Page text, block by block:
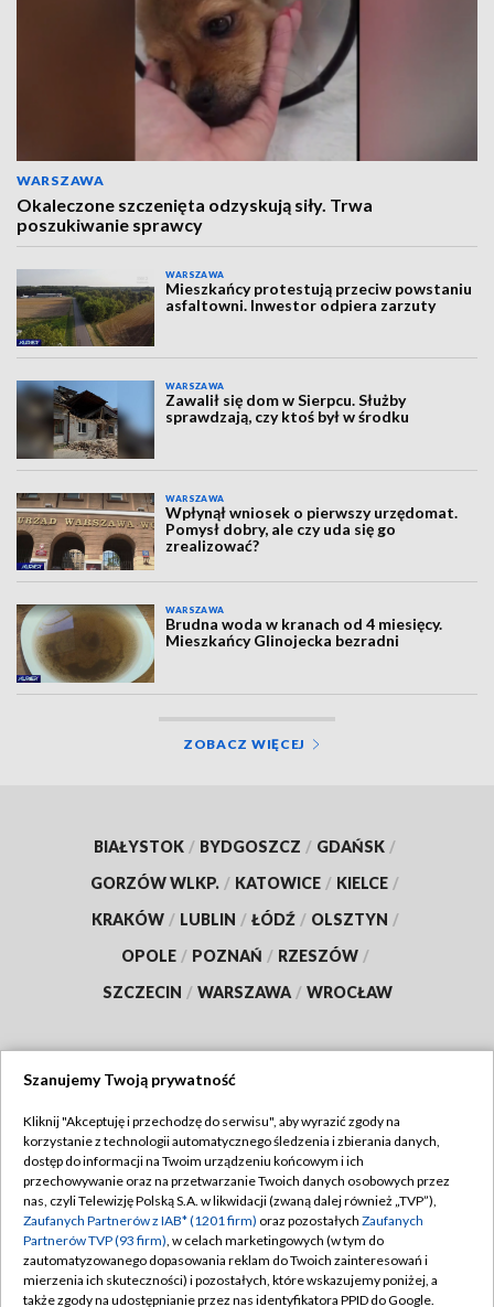
WARSZAWA
Okaleczone szczenięta odzyskują siły. Trwa
poszukiwanie sprawcy
WARSZAWA
Mieszkańcy protestują przeciw powstaniu
asfaltowni. Inwestor odpiera zarzuty
WARSZAWA
Zawalił się dom w Sierpcu. Służby
sprawdzają, czy ktoś był w środku
WARSZAWA
Wpłynął wniosek o pierwszy urzędomat.
Pomysł dobry, ale czy uda się go
zrealizować?
WARSZAWA
Brudna woda w kranach od 4 miesięcy.
Mieszkańcy Glinojecka bezradni
ZOBACZ WIĘCEJ
BIAŁYSTOK / BYDGOSZCZ / GDAŃSK /
GORZÓW WLKP. / KATOWICE / KIELCE /
KRAKÓW / LUBLIN / ŁÓDŹ / OLSZTYN /
OPOLE / POZNAŃ / RZESZÓW /
SZCZECIN / WARSZAWA / WROCŁAW
TVP
Abonament TVP
Emisja w TVP
Centrum informacji TVP
Naziemna Telewizja Cyfrowa
Regulamin TVP
Polityka prywatności
Moje zgody
Pomoc
Szanujemy Twoją prywatność
Kliknij "Akceptuję i przechodzę do serwisu", aby wyrazić zgody na
korzystanie z technologii automatycznego śledzenia i zbierania danych,
dostęp do informacji na Twoim urządzeniu końcowym i ich
przechowywanie oraz na przetwarzanie Twoich danych osobowych przez
nas, czyli Telewizję Polską S.A. w likwidacji (zwaną dalej również „TVP”),
Zaufanych Partnerów z IAB* (1201 firm) oraz pozostałych Zaufanych
Partnerów TVP (93 firm), w celach marketingowych (w tym do
zautomatyzowanego dopasowania reklam do Twoich zainteresowań i
mierzenia ich skuteczności) i pozostałych, które wskazujemy poniżej, a
także zgody na udostępnianie przez nas identyfikatora PPID do Google.